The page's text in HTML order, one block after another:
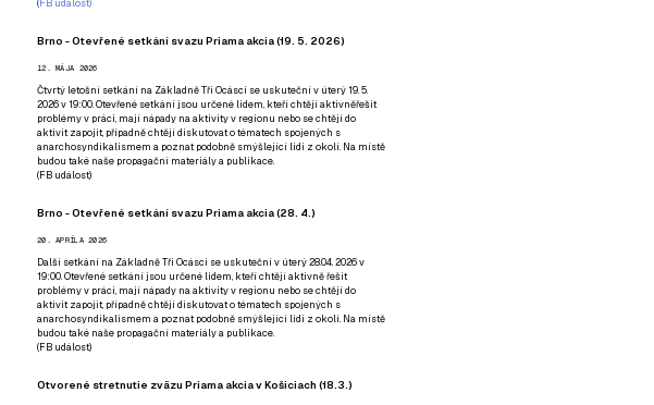
(FB událost)
Brno - Otevřené setkání svazu Priama akcia (19. 5. 2026)
12. MÁJA 2026
Čtvrtý letošní setkání na Základně Tři Ocásci se uskuteční v úterý 19. 5.
2026 v 19:00. Otevřené setkání jsou určené lidem, kteří chtějí aktivněřešit
problémy v práci, mají nápady na aktivity v regionu nebo se chtějí do
aktivit zapojit, případně chtějí diskutovat o tématech spojených s
anarchosyndikalismem a poznat podobně smýšlející lidi z okolí. Na místě
budou také naše propagační materiály a publikace.
(FB událost)
Brno - Otevřené setkání svazu Priama akcia (28. 4.)
20. APRÍLA 2026
Další setkání na Základně Tři Ocásci se uskuteční v úterý 28.04. 2026 v
19:00. Otevřené setkání jsou určené lidem, kteří chtějí aktivně řešit
problémy v práci, mají nápady na aktivity v regionu nebo se chtějí do
aktivit zapojit, případně chtějí diskutovat o tématech spojených s
anarchosyndikalismem a poznat podobně smýšlející lidi z okolí. Na místě
budou také naše propagační materiály a publikace.
(FB událost)
Otvorené stretnutie zväzu Priama akcia v Košiciach (18.3.)